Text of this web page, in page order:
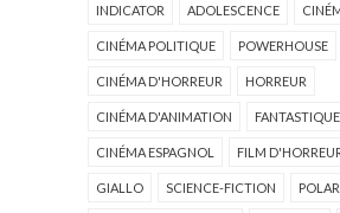
INDICATOR ADOLESCENCE
CINÉMA POLITIQUE POWERHOUSE
CINÉMA D'HORREUR HORREUR
CINÉMA D'ANIMATION FANTASTIQUE
CINÉMA ESPAGNOL FILM
GIALLO SCIENCE-FICTION POLAR